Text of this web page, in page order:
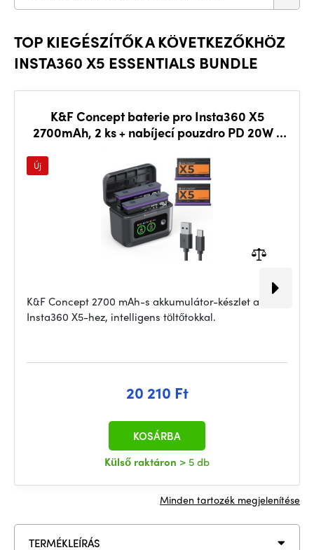
TOP KIEGÉSZÍTŐK A KÖVETKEZŐKHÖZ
INSTA360 X5 ESSENTIALS BUNDLE
K&F Concept baterie pro Insta360 X5
2700mAh, 2 ks + nabíjecí pouzdro PD 20W s
Új
K&F Concept 2700 mAh-s akkumulátor-készlet az
Insta360 X5-hez, intelligens töltőtokkal.
20 210 Ft
Külső raktáron > 5 db
KOSÁRBA
Minden tartozék megjelenítése
TERMÉKLEÍRÁS